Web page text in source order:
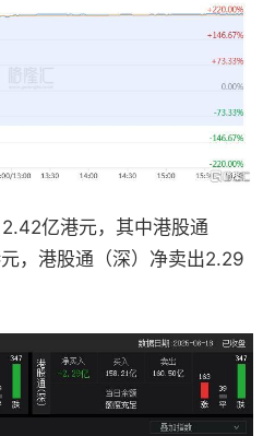
亿港元，其中港股通
元，港股通（深）净卖出2.29